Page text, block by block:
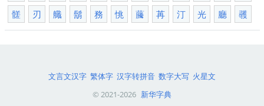
髊
刃 艥 鬍 務 恌 虅 苒 汀 光 廳 彠
文言文汉字 繁体字 汉字转拼音 数字大写 火星文
© 2021-2026 新华字典